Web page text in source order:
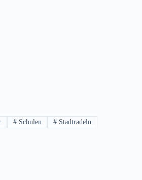
#Schulen # Stadtradeln